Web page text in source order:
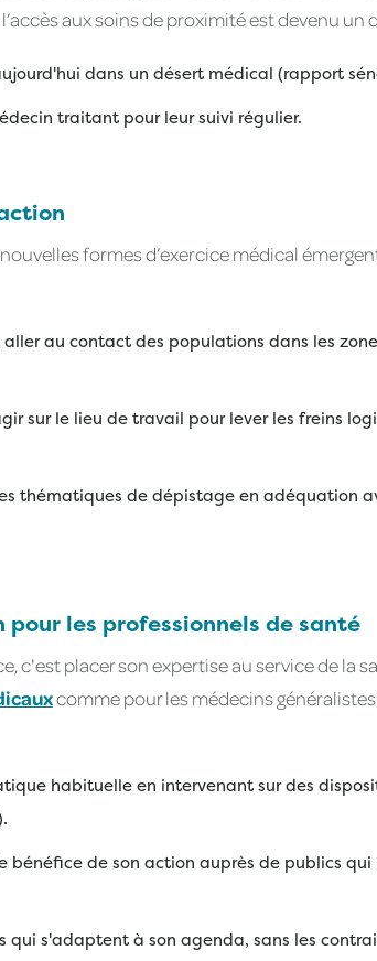
aux soins de proximité est devenu un
dans un désert médical (rapport
traitant pour leur suivi régulier.
formes d’exercice médical
au contact des populations dans les
sur le lieu de travail pour lever les freins
thématiques de dépistage en adéquation
pour les professionnels de santé
c'est placer son expertise au service de la
comme pour les médecins
habituelle en intervenant sur des
de son action auprès de publics qui
qui s'adaptent à son agenda, sans les